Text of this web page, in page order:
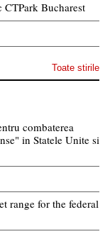
Bucharest
Toate stirile
combaterea
in Statele Unite si
range for the federal